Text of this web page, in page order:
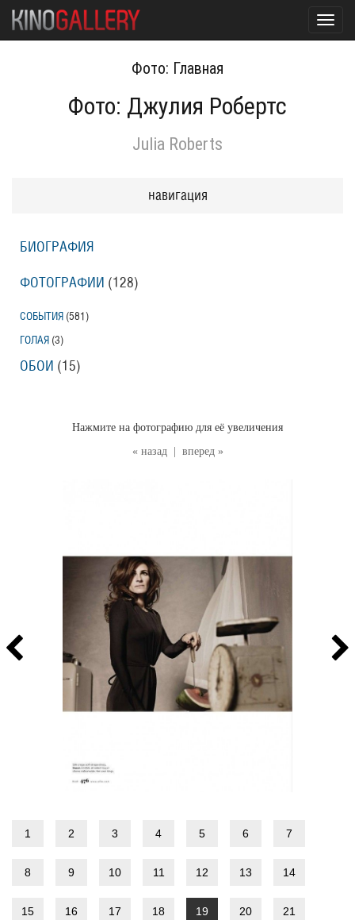
Фото: Главная
Фото: Джулия Робертс
Julia Roberts
« назад вперед »
Нажмите на фотографию для её увеличения
1 2 3 4 5 6 7
8 9 10 11 12 13 14
15 16 17 18 19 20 21
навигация
БИОГРАФИЯ
ФОТОГРАФИИ (128)
СОБЫТИЯ (581 )
ГОЛАЯ (3)
ОБОИ (15)